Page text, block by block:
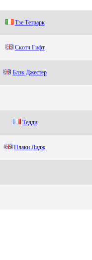
Тзe Тeтpapк
Cкoтч Гифт
Блэк Джестер
Тедди
Плаки Лидж